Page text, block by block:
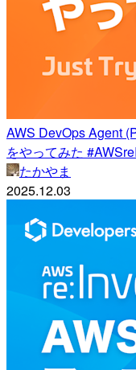
AWS DevOps Agent
をやってみた
たかやま
2025.12.03